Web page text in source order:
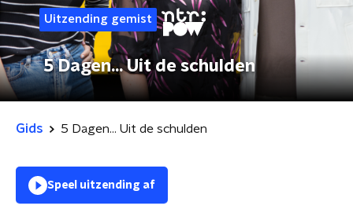
Uitzending gemist
5 Dagen... Uit de schulden
Gids 5 Dagen... Uit de schulden
Speel uitzending af